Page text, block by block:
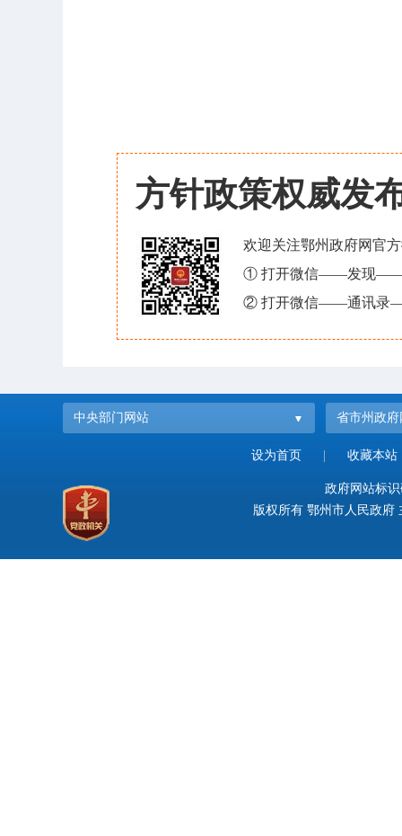
方针政策权威发
欢迎关注鄂州政府网官
① 打开微信——发现——
② 打开微信——通讯录
中央部门网站 省市州政府
设为首页 收藏本站
政府网站标
版权所有 鄂州市人民政府